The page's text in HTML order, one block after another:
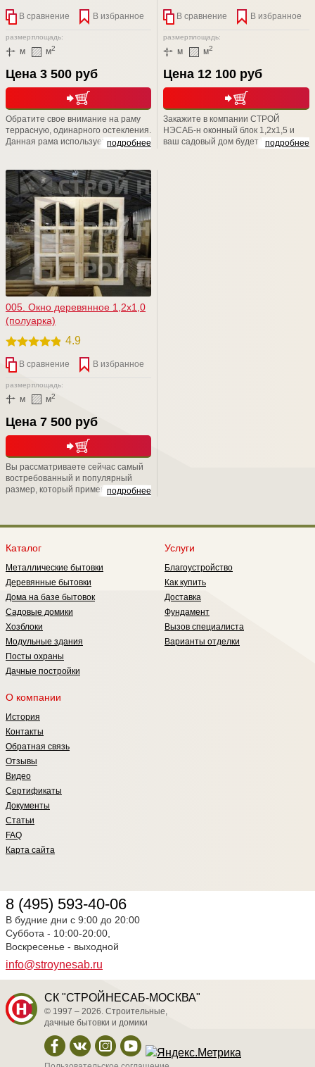
В сравнение В избранное
размер:
м
площадь:
м2
Цена 3 500 руб
подробнее
Обратите свое внимание на раму
террасную, одинарного остекления.
Данная рама используется для
дачных домов, веранд. Размер
изделия (В*Ш): 1000*800. Толщина
рамы 43 (мм). Конструкция рамы
предусматривает остекление
листовым стеклом толщиной до
4мм. Штапик в комплекте.
В сравнение В избранное
размер:
м
площадь:
м2
Цена 12 100 руб
подробнее
Закажите в компании СТРОЙ
НЭСАБ-н оконный блок 1,2х1,5 и
ваш садовый дом будет выглядеть
005. Окно деревянное 1,2х1,0
(полуарка)
4.9
В сравнение В избранное
размер:
м
площадь:
м2
Цена 7 500 руб
подробнее
Вы рассматриваете сейчас самый
востребованный и популярный
размер, который применяется при
в период массового строительства,
80-х годов. Потому что они имеют
теплосбережению они обладают
лучшим светопропусканием, т.е.
проем.
Каталог
Металлические бытовки
Деревянные бытовки
Дома на базе бытовок
Садовые домики
Хозблоки
Модульные здания
Посты охраны
Дачные постройки
Услуги
Благоустройство
Как купить
Доставка
Фундамент
Вызов специалиста
Варианты отделки
О компании
История
Контакты
Обратная связь
Отзывы
Видео
Сертификаты
Документы
Статьи
FAQ
Карта сайта
8 (495) 593-40-06
В будние дни с 9:00 до 20:00
Суббота - 10:00-20:00,
Воскресенье - выходной
info@stroynesab.ru
СК "СТРОЙНЕСАБ-МОСКВА"
© 1997 – 2026. Строительные,
дачные бытовки и домики